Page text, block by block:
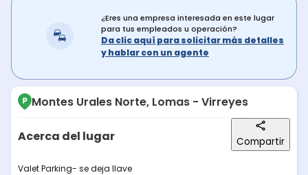
¿Eres una empresa interesada en este lugar
para tus empleados u operación?
Da clic aquí para solicitar más detalles
y hablar con un agente
Montes Urales Norte, Lomas - Virreyes
Acerca del lugar Compartir
Descripción del lugar
Valet Parking- se deja llave